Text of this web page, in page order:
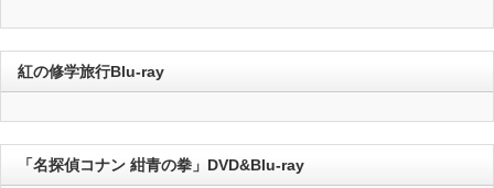
紅の修学旅行Blu-ray
「名探偵コナン 紺青の拳」DVD&Blu-ray